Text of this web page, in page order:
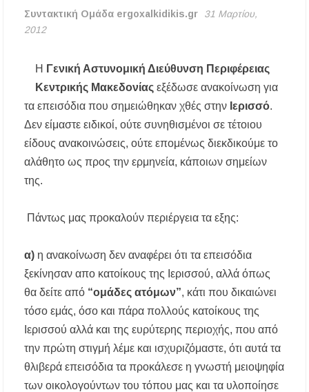
Δήμος Κασσάνδρας: Εντός μικροβιολογικών
ορίων το νερό στη Σίβηρη – Τέλος η
προληπτική απαγόρευση χρήσης
Ιερά Πανήγυρις: Κοιμήσεως Θεοτόκου
Πορταριάς Χαλκιδικής
ΥΓΙΑΙΝΕΙΝ: Δωρεάν προληπτικές εξετάσεις
μέσω του προγράμματος «ΠΡΟΛΑΜΒΑΝΩ»
έως το 2030
Σίβηρη Χαλκιδικής: Απαγόρευση χρήσης του
νερού για πόση μετά από μικροβιολογική
επιβάρυνση
Χαλκιδική: Οι ουρές στα σύνορα των Ευζώνων
Μεταμόρφωση του Σωτήρος: Ο συμβολισμός
των σταφυλιών που ευλογούνται στις εκκλησίες
Μεγάλης Παναγίας
Πτώση στις τιμές των καυσίμων: Κάτω από τα
2 ευρώ η αμόλυβδη μέσα στην εβδομάδα
Συντακτική Ομάδα ergoxalkidikis.gr
31 Μαρτίου,
2012
Η Γενική Αστυνομική Διεύθυνση Περιφέρειας
Κεντρικής Μακεδονίαςεξέδωσε ανακοίνωση για
τα επεισόδια που σημειώθηκαν χθές στην Ιερισσό.
Δεν είμαστε ειδικοί, ούτε συνηθισμένοι σε τέτοιου
είδους ανακοινώσεις, ούτε επομένως διεκδικούμε το
αλάθητο ως προς την ερμηνεία, κάποιων σημείων
της.
Πάντως μας προκαλούν περιέργεια τα εξης:
α) η ανακοίνωση δεν αναφέρει ότι τα επεισόδια
ξεκίνησαν απο κατοίκους της Ιερισσού, αλλά όπως
θα δείτε από “ομάδες ατόμων”, κάτι που δικαιώνει
τόσο εμάς, όσο και πάρα πολλούς κατοίκους της
Ιερισσού αλλά και της ευρύτερης περιοχής, που από
την πρώτη στιγμή λέμε και ισχυριζόμαστε, ότι αυτά τα
θλιβερά επεισόδια τα προκάλεσε η γνωστή μειοψηφία
των οικολογούντων του τόπου μας και τα υλοποίησε